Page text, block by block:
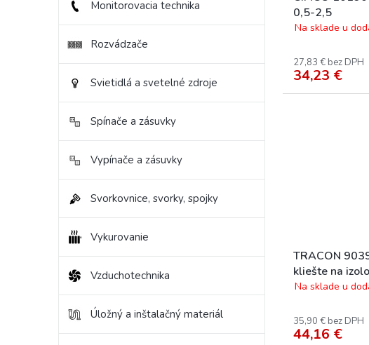
Monitorovacia technika
Rozvádzače
Svietidlá a svetelné zdroje
Spínače a zásuvky
Vypínače a zásuvky
Svorkovnice, svorky, spojky
Vykurovanie
Vzduchotechnika
Úložný a inštalačný materiál
0,5-2,5
Na sklade u
27,83 € bez DPH
34,23 €
TRACON
kliešte na
dvojité
Na sklade u
35,90 € bez DPH
44,16 €